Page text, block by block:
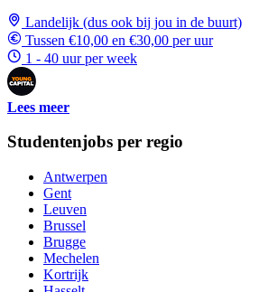
Landelijk (dus ook bij jou in de buurt)
Tussen €10,00 en €30,00 per uur
1 - 40 uur per week
Lees meer
Studentenjobs per regio
Antwerpen
Gent
Leuven
Brussel
Brugge
Mechelen
Kortrijk